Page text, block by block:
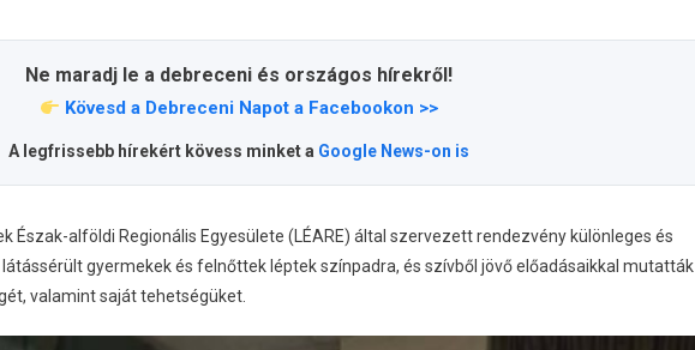
Ne maradj le a debreceni és országos hírekről!
Kövesd a Debreceni Napot a Facebookon >>
A legfrissebb hírekért kövess minket a Google News-on is
Észak-alföldi Regionális Egyesülete (LÉARE) által szervezett rendezvény különleges és
gyermekek és felnőttek léptek színpadra, és szívből jövő előadásaikkal mutatták
valamint saját tehetségüket.